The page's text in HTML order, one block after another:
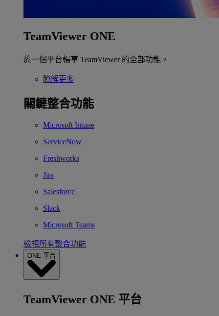
TeamViewer ONE
於一個平台暢享 TeamViewer 的全部功能。
瞭解更多
關鍵整合功能
Microsoft Intune
ServiceNow
Freshworks
Jira
Salesforce
Slack
Microsoft Teams
檢視所有整合功能
ONE 平台
TeamViewer ONE 平台